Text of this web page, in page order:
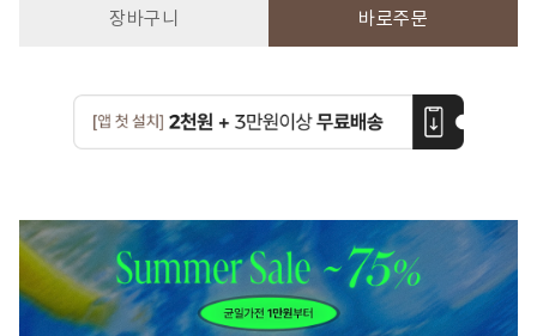
장바구니 바로주문